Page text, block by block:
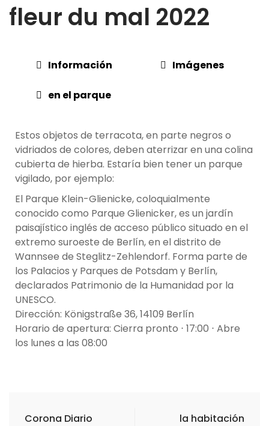
fleur du mal 2022
Información Imágenes
en el parque
Estos objetos de terracota, en parte negros o
vidriados de colores, deben aterrizar en una colina
cubierta de hierba. Estaría bien tener un parque
vigilado, por ejemplo:
El Parque Klein-Glienicke, coloquialmente
conocido como Parque Glienicker, es un jardín
paisajístico inglés de acceso público situado en el
extremo suroeste de Berlín, en el distrito de
Wannsee de Steglitz-Zehlendorf. Forma parte de
los Palacios y Parques de Potsdam y Berlín,
declarados Patrimonio de la Humanidad por la
UNESCO.
Dirección: Königstraße 36, 14109 Berlín
Horario de apertura: Cierra pronto ⋅ 17:00 ⋅ Abre
los lunes a las 08:00
Corona Diario
la habitación